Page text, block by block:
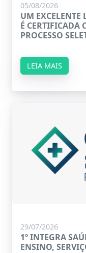
05/08/2026
UM EXCELENTE
É CERTIFICADA
PROCESSO
LEIA MAIS
29/07/2026
1º INTEGRA
ENSINO,